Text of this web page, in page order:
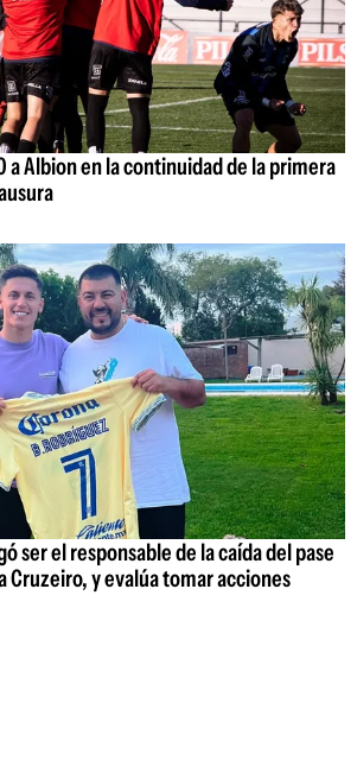
a Albion en la continuidad de la primera
ser el responsable de la caída del pase
Cruzeiro, y evalúa tomar acciones